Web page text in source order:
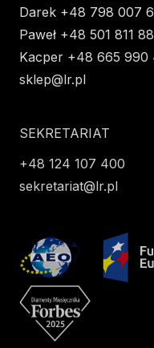
Darek +48 798 007
Paweł +48 501 811
Kacper +48 665 990
sklep@lr.pl
SEKRETARIAT
+48 124 107 400
sekretariat@lr.pl